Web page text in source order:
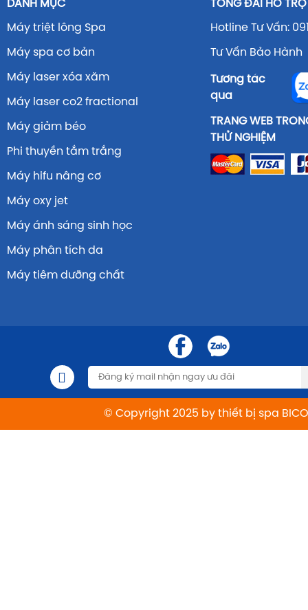
DANH MỤC
Máy triệt lông Spa
Máy spa cơ bản
Máy laser xóa xăm
Máy laser co2 fractional
Máy giảm béo
Phi thuyền tắm trắng
Máy hifu nâng cơ
Máy oxy jet
Máy ánh sáng sinh học
Máy phân tích da
Máy tiêm dưỡng chất
TỔNG ĐÀI HỖ TRỢ
Hotline Tư Vấn:
Tư Vấn Bảo Hành
Tương tác
qua
TRANG WEB
THỬ NGHIỆM
© Copyright 2025 by thiết bị spa BICO